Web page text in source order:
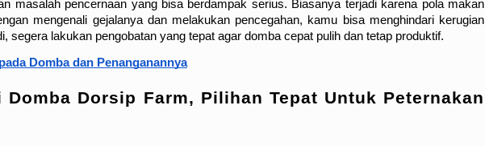
masalah pencernaan yang bisa berdampak serius. Biasanya terjadi karena pola makan
mengenali gejalanya dan melakukan pencegahan, kamu bisa menghindari kerugian
segera lakukan pengobatan yang tepat agar domba cepat pulih dan tetap produktif.
Domba dan Penanganannya
Domba Dorsip Farm, Pilihan Tepat Untuk Peternakan